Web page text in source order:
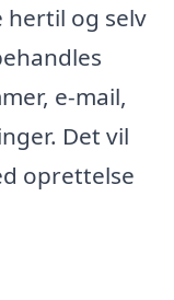
hertil og selv
e-mail,
Det vil
oprettelse